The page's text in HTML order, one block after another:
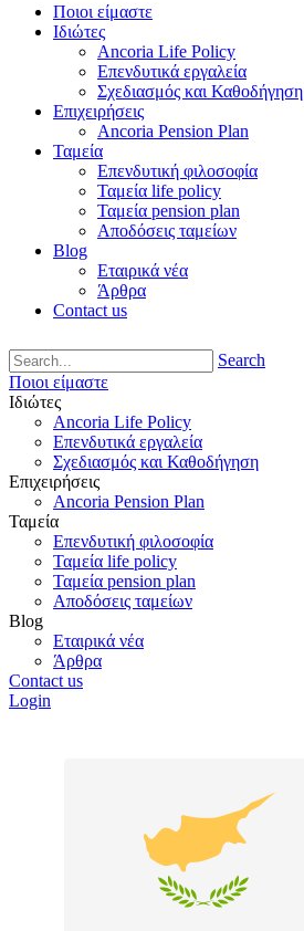
Ποιοι είμαστε
Ιδιώτες
Ancoria Life Policy
Επενδυτικά εργαλεία
Σχεδιασμός και Καθοδήγηση
Επιχειρήσεις
Ancoria Pension Plan
Ταμεία
Επενδυτική φιλοσοφία
Ταμεία life policy
Ταμεία pension plan
Αποδόσεις ταμείων
Blog
Εταιρικά νέα
Άρθρα
Contact us
Search
Ποιοι είμαστε
Ιδιώτες
Ancoria Life Policy
Επενδυτικά εργαλεία
Σχεδιασμός και Καθοδήγηση
Επιχειρήσεις
Ancoria Pension Plan
Ταμεία
Επενδυτική φιλοσοφία
Ταμεία life policy
Ταμεία pension plan
Αποδόσεις ταμείων
Blog
Εταιρικά νέα
Άρθρα
Contact us
Login